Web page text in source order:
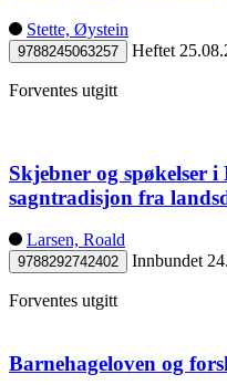
Stette, Øystein
9788245063257 Heftet
Forventes utgitt
Skjebner og spøkelser
sagntradisjon fra
Larsen, Roald
9788292742402 Innbundet
Forventes utgitt
Barnehageloven og